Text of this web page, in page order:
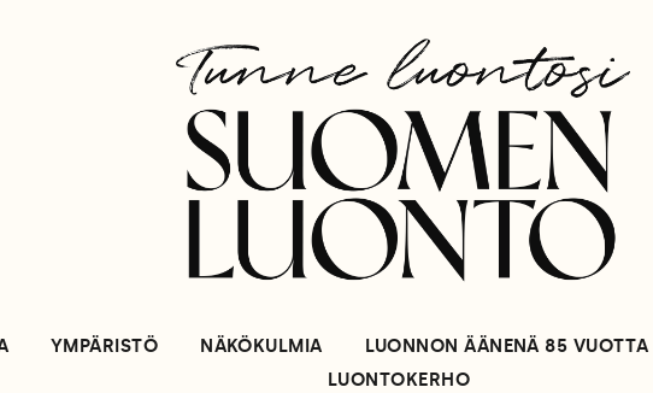
YMPÄRISTÖ NÄKÖKULMIA LUONNON ÄÄNENÄ 85 VUOTTA
LUONTOKERHO